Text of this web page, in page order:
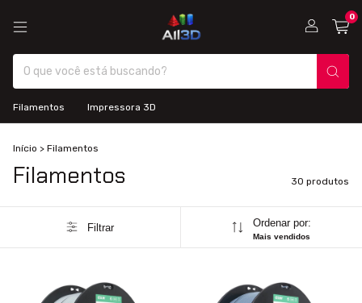
0
Filamentos Impressora 3D
Início > Filamentos
Filamentos 30 produtos
Filtrar Ordenar por:
Mais vendidos